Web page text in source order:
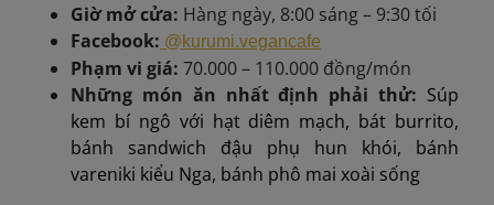
Giờ mở cửa: Hàng ngày, 8:00 sáng – 9:30 tối
Facebook: @kurumi.vegancafe
Phạm vi giá: 70.000 – 110.000 đồng/món
Những món ăn nhất định phải thử: Súp
kem bí ngô với hạt diêm mạch, bát burrito,
bánh sandwich đậu phụ hun khói, bánh
vareniki kiểu Nga, bánh phô mai xoài sống